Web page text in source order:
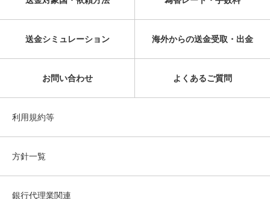
送金シミュレーション 海外からの送金受取・出金
お問い合わせ よくあるご質問
利用規約等
方針一覧
銀行代理業関連